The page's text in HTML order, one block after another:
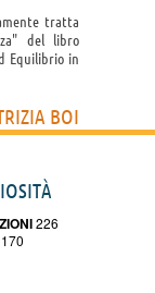
tratta
del libro
Equilibrio in
BOI
226
170